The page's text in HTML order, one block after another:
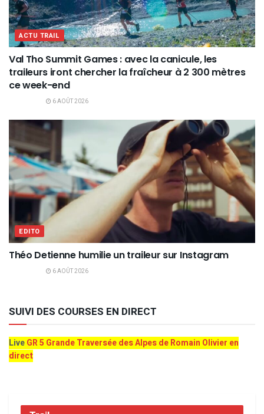
ACTU TRAIL
Val Tho Summit Games : avec la canicule, les
traileurs iront chercher la fraîcheur à 2 300 mètres
ce week-end
6 AOÛT 2026
EDITO
Théo Detienne humilie un traileur sur Instagram
6 AOÛT 2026
SUIVI DES COURSES EN DIRECT
LiveGR 5 Grande Traversée des Alpes de Romain Olivier en
direct